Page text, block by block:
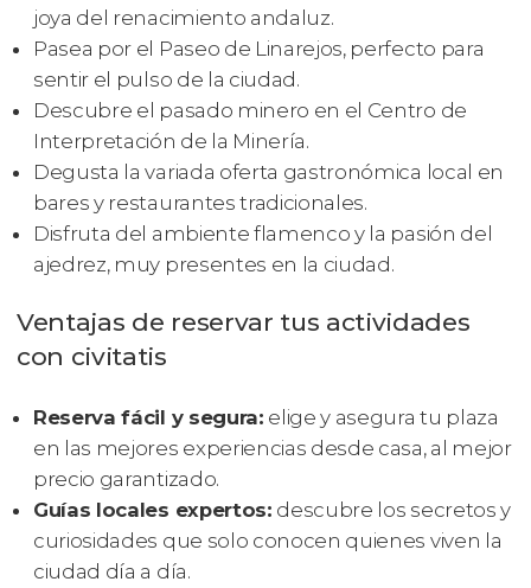
joya del renacimiento andaluz.
Pasea por el Paseo de Linarejos, perfecto para
sentir el pulso de la ciudad.
Descubre el pasado minero en el Centro de
Interpretación de la Minería.
Degusta la variada oferta gastronómica local en
bares y restaurantes tradicionales.
Disfruta del ambiente flamenco y la pasión del
ajedrez, muy presentes en la ciudad.
Ventajas de reservar tus actividades
con civitatis
Reserva fácil y segura: elige y asegura tu plaza
en las mejores experiencias desde casa, al mejor
precio garantizado.
Guías locales expertos: descubre los secretos y
curiosidades que solo conocen quienes viven la
ciudad día a día.